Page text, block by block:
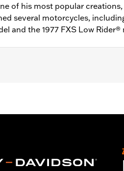
of his most popular creations,
several motorcycles,
and the 1977 FXS Low Rider®
warranty – Go towww.h-